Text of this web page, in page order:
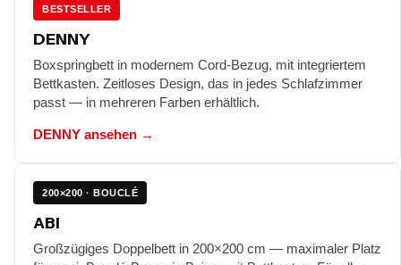
BESTSELLER
DENNY
Boxspringbett in modernem Cord-Bezug, mit integriertem
Bettkasten. Zeitloses Design, das in jedes Schlafzimmer
passt — in mehreren Farben erhältlich.
DENNY ansehen →
200×200 · BOUCLÉ
ABI
Großzügiges Doppelbett in 200×200 cm — maximaler Platz